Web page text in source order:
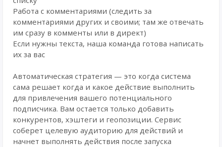
Работа с комментариями (следить за
комментариями других и своими; там же отвечать
им сразу в комменты или в директ)
Если нужны текста, наша команда готова написать
их за вас
Автоматическая стратегия — это когда система
сама решает когда и какое действие выполнить
для привлечения вашего потенциального
подписчика. Вам остается только добавить
конкурентов, хэштеги и геопозиции. Сервис
соберет целевую аудиторию для действий и
начнет выполнять действия после запуска